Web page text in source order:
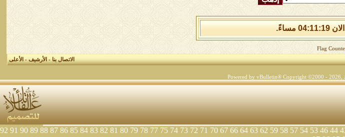
الاتصال بنا-الأرشيف-الأعلى
Powered by vBulletin® Copyright ©2000 - 2026,
44
46
53
54
57
58
59
62
63
64
66
67
70
71
72
73
74
75
77
78
79
80
81
82
83
84
85
86
87
88
89
90
91
92